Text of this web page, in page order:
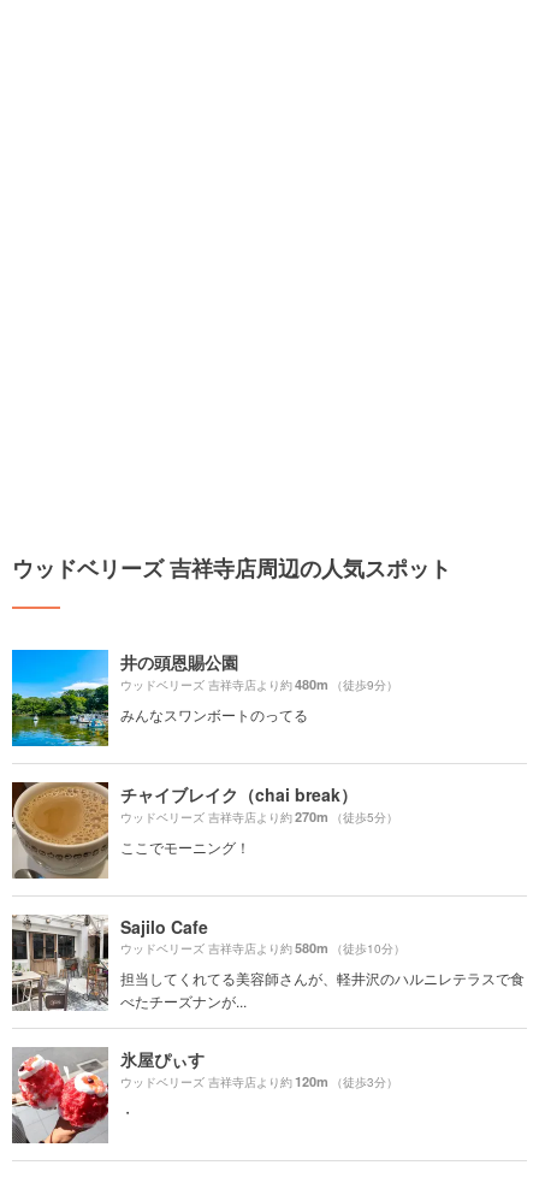
ウッドベリーズ 吉祥寺店周辺の人気スポット
井の頭恩賜公園
ウッドベリーズ 吉祥寺店より約480m （徒歩9分）
みんなスワンボートのってる
チャイブレイク（chai break）
ウッドベリーズ 吉祥寺店より約270m （徒歩5分）
ここでモーニング！
Sajilo Cafe
ウッドベリーズ 吉祥寺店より約580m （徒歩10分）
担当してくれてる美容師さんが、軽井沢のハルニレテラスで食
べたチーズナンが...
氷屋ぴぃす
ウッドベリーズ 吉祥寺店より約120m （徒歩3分）
・